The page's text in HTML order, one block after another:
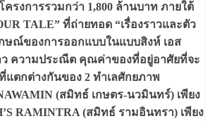
ครงการรวมกว่า 1,800 ล้านบาท ภายใต้
TALE” ที่ถ่ายทอด “เรื่องราวและตัว
ษณ์ของการออกแบบในแบบสิงห์ เอส
าว ความประณีต คุณค่าของที่อยู่อาศัยที่จะ
ตกต่างกันของ 2 ทำเลศักยภาพ
(สมิทธ์ เกษตร-นวมินทร์) เพียง
RAMINTRA (สมิทธ์ รามอินทรา) เพียง